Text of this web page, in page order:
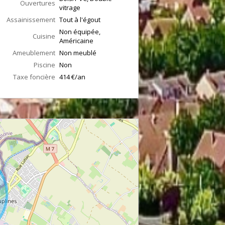
Ouvertures vitrage
Assainissement Tout à l'égout
Cuisine Non équipée,
Américaine
Ameublement Non meublé
Piscine Non
Taxe foncière 414 €/an